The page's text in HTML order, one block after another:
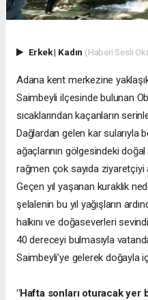
Erkek| Kadın (Haberi Sesli
Adana kent merkezine
Saimbeyli ilçesinde bulunan
sıcaklarından kaçanların
Dağlardan gelen kar sularıyla
ağaçlarının gölgesindeki
rağmen çok sayıda ziyaretçiyi
Geçen yıl yaşanan kuraklık
şelalenin bu yıl yağışların
halkını ve doğaseverleri
40 dereceyi bulmasıyla
Saimbeyli’ye gelerek doğayla
"Hafta sonları oturacak yer